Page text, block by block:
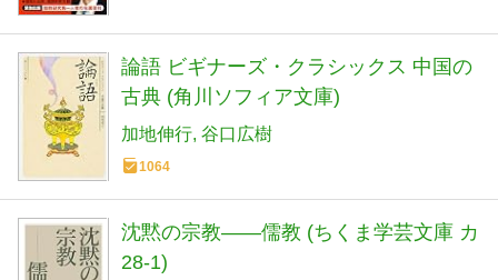
論語 ビギナーズ・クラシックス 中国の
古典 (角川ソフィア文庫)
加地伸行 谷口広樹
1064
沈黙の宗教――儒教 (ちくま学芸文庫 カ
28-1)